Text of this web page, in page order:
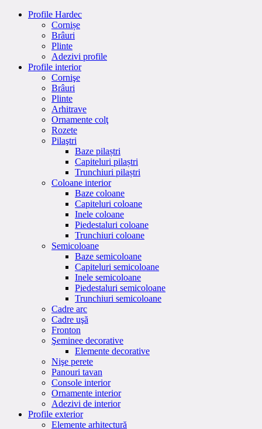
Profile Hardec
Cornișe
Brâuri
Plinte
Adezivi profile
Profile interior
Cornişe
Brâuri
Plinte
Arhitrave
Ornamente colţ
Rozete
Pilaştri
Baze pilaștri
Capiteluri pilaștri
Trunchiuri pilaștri
Coloane interior
Baze coloane
Capiteluri coloane
Inele coloane
Piedestaluri coloane
Trunchiuri coloane
Semicoloane
Baze semicoloane
Capiteluri semicoloane
Inele semicoloane
Piedestaluri semicoloane
Trunchiuri semicoloane
Cadre arc
Cadre uşă
Fronton
Şeminee decorative
Elemente decorative
Nişe perete
Panouri tavan
Console interior
Ornamente interior
Adezivi de interior
Profile exterior
Elemente arhitectură